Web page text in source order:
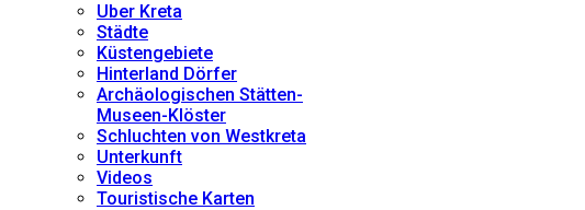
Uber Kreta
Städte
Küstengebiete
Hinterland Dörfer
Archäologischen Stätten-
Museen-Klöster
Schluchten von Westkreta
Unterkunft
Videos
Touristische Karten